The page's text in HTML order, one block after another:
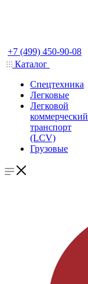
+7 (499) 450-90-08
Каталог
Спецтехника
Легковые
Легковой
коммерческий
транспорт
(LCV)
Грузовые